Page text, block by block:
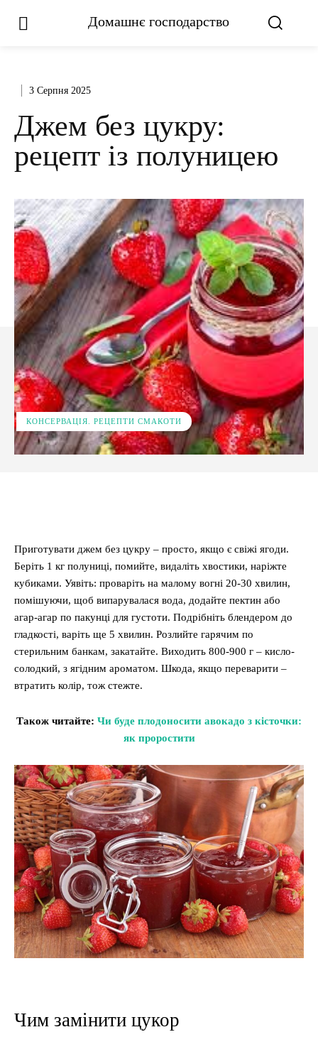
Домашнє господарство
3 Серпня 2025
Джем без цукру:
рецепт із полуницею
КОНСЕРВАЦІЯ. РЕЦЕПТИ СМАКОТИ
Приготувати джем без цукру – просто, якщо є свіжі ягоди.
Беріть 1 кг полуниці, помийте, видаліть хвостики, наріжте
кубиками. Уявіть: проваріть на малому вогні 20-30 хвилин,
помішуючи, щоб випарувалася вода, додайте пектин або
агар-агар по пакунці для густоти. Подрібніть блендером до
гладкості, варіть ще 5 хвилин. Розлийте гарячим по
стерильним банкам, закатайте. Виходить 800-900 г – кисло-
солодкий, з ягідним ароматом. Шкода, якщо переварити –
втратить колір, тож стежте.
Також читайте: Чи буде плодоносити авокадо з кісточки:
як проростити
Чим замінити цукор